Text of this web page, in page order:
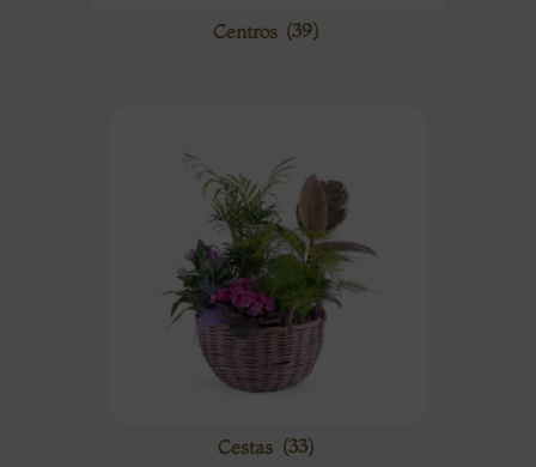
Centros (39)
Cestas (33)